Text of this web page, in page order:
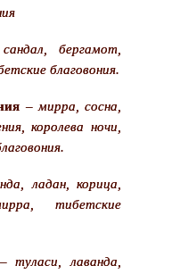
бергамот,
благовония.
– мирра, сосна,
королева ночи,
ладан, корица,
тибетские
туласи, лаванда,